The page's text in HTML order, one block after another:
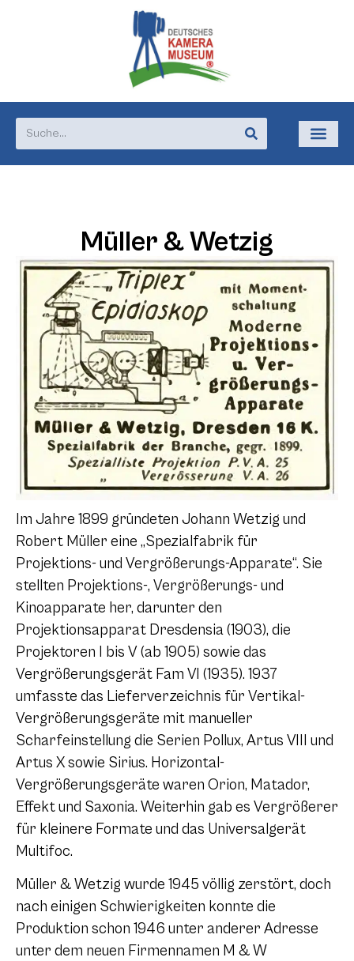
Müller & Wetzig
Im Jahre 1899 gründeten Johann Wetzig und
Robert Müller eine „Spezialfabrik für
Projektions- und Vergrößerungs-Apparate“. Sie
stellten Projektions-, Vergrößerungs- und
Kinoapparate her, darunter den
Projektionsapparat Dresdensia (1903), die
Projektoren I bis V (ab 1905) sowie das
Vergrößerungsgerät Fam VI (1935). 1937
umfasste das Lieferverzeichnis für Vertikal-
Vergrößerungsgeräte mit manueller
Scharfeinstellung die Serien Pollux, Artus VIII und
Artus X sowie Sirius. Horizontal-
Vergrößerungsgeräte waren Orion, Matador,
Effekt und Saxonia. Weiterhin gab es Vergrößerer
für kleinere Formate und das Universalgerät
Multifoc.
Müller & Wetzig wurde 1945 völlig zerstört, doch
nach einigen Schwierigkeiten konnte die
Produktion schon 1946 unter anderer Adresse
unter dem neuen Firmennamen M & W